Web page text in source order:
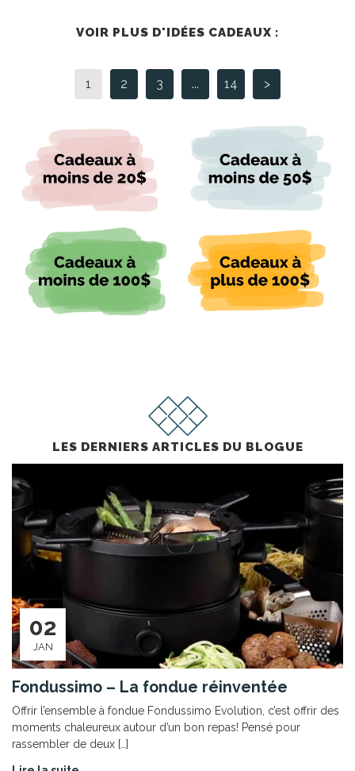
VOIR PLUS D'IDÉES CADEAUX :
1 2 3 ... 14 >
LES DERNIERS ARTICLES DU BLOGUE
02
JAN
Fondussimo – La fondue réinventée
Offrir l’ensemble à fondue Fondussimo Evolution, c’est offrir des
moments chaleureux autour d’un bon repas! Pensé pour
rassembler de deux […]